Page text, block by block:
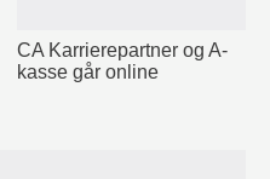
CA Karrierepartner og A-
kasse går online